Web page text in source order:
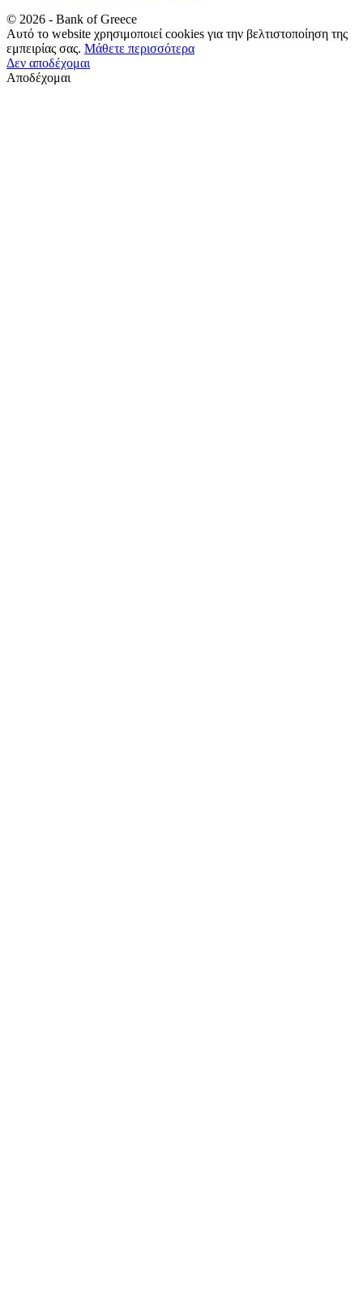
© 2026 - Bank of Greece
Αυτό το website χρησιμοποιεί cookies για την βελτιστοποίηση της
εμπειρίας σας. Μάθετε περισσότερα
Δεν αποδέχομαι
Αποδέχομαι